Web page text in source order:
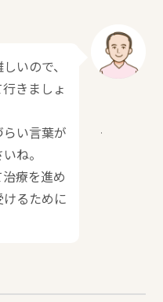
いので、
きましょ
い言葉が
ね。
療を進め
るために